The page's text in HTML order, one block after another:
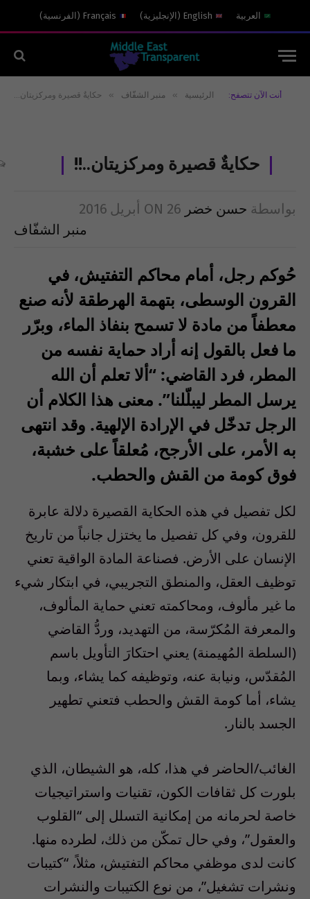
العربية English
( الإنجليزية)
Français
( الفرنسية)
أنت الآن تتصفح: الرئيسية » منبر الشفّاف » حكايةٌ قصيرة ومركزيتان..!!
حكايةٌ قصيرة ومركزيتان..!!
بواسطة حسن خضر ON 26 أبريل 2016
منبر الشفّاف
حُوكم رجل، أمام محاكم التفتيش، في
القرون الوسطى، بتهمة الهرطقة لأنه صنع
معطفاً من مادة لا تسمح بنفاذ الماء، وبرّر
ما فعل بالقول إنه أراد حماية نفسه من
المطر، فرد القاضي: “ألا تعلم أن الله
يرسل المطر ليبلّلنا”. معنى هذا الكلام أن
الرجل تدخّل في الإرادة الإلهية. وقد انتهى
به الأمر، على الأرجح، مُعلقاً على خشبة،
فوق كومة من القش والحطب.
لكل تفصيل في هذه الحكاية القصيرة دلالة عابرة
للقرون، وفي كل تفصيل ما يختزل جانباً من تاريخ
الإنسان على الأرض. فصناعة المادة الواقية تعني
توظيف العقل، والمنطق التجريبي، في ابتكار شيء
ما غير مألوف، ومحاكمته تعني حماية المألوف،
والمعرفة المُكرّسة، من التهديد، وردُّ القاضي
(السلطة المُهيمنة) يعني احتكارَ التأويل باسم
المُقدّس، ونيابة عنه، وتوظيفه كما يشاء، وبما
يشاء، أما كومة القش والحطب فتعني تطهير
الجسد بالنار.
الغائب/الحاضر في هذا، كله، هو الشيطان، الذي
بلورت كل ثقافات الكون، تقنيات واستراتيجيات
خاصة لحرمانه من إمكانية التسلل إلى “القلوب
والعقول”، وفي حال تمكّن من ذلك، لطرده منها.
كانت لدى موظفي محاكم التفتيش، مثلاً، “كتيبات
ونشرات تشغيل”، من نوع الكتيبات والنشرات